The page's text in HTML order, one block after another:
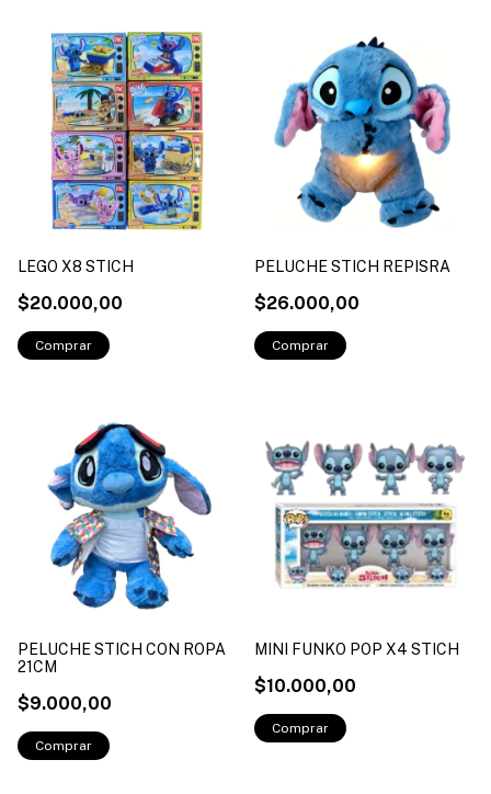
LEGO X8 STICH
$20.000,00
PELUCHE STICH REPISRA
$26.000,00
PELUCHE STICH CON ROPA
21CM
$9.000,00
MINI FUNKO POP X4 STICH
$10.000,00